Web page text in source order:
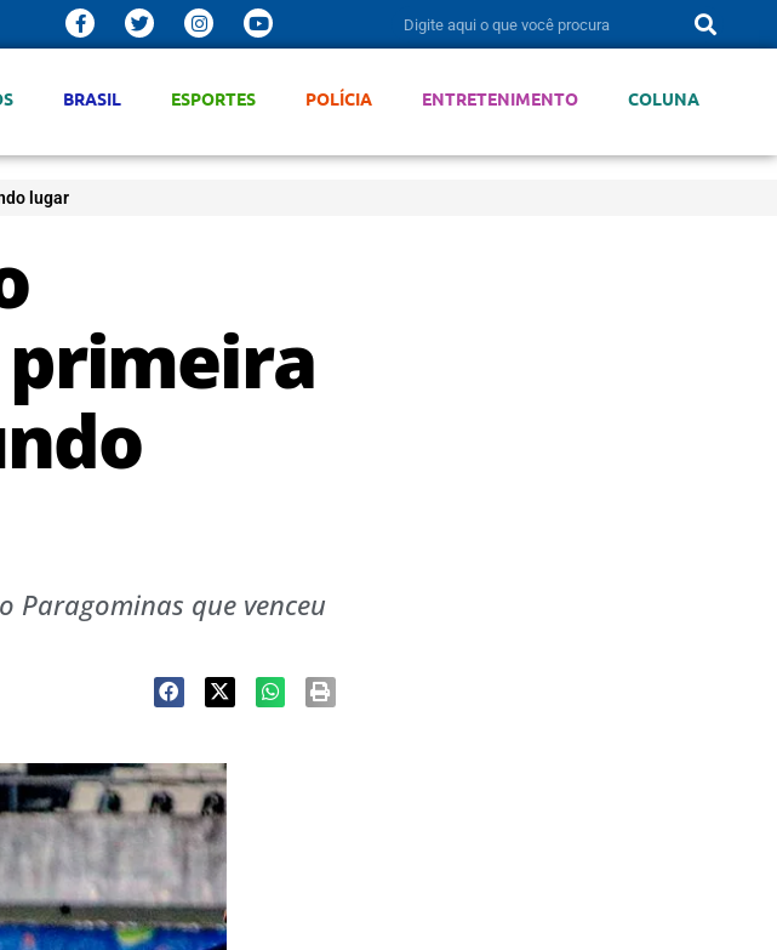
BRASIL ESPORTES POLÍCIA ENTRETENIMENTO COLUNA
lugar
Paragominas que venceu